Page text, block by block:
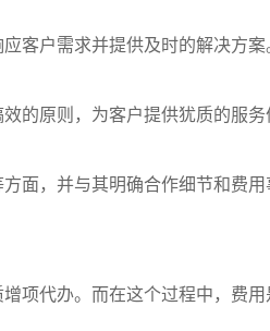
客户需求并提供及时的解决方案
的原则，为客户提供犹质的服务
面，并与其明确合作细节和费用
项代办。而在这个过程中，费用